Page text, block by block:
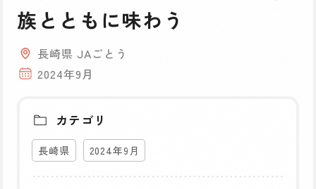
族とともに味わう
長崎県 JAごとう
2024年9月
カテゴリ
長崎県 2024年9月